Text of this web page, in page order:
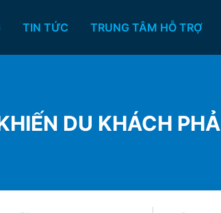
TIN TỨC TRUNG TÂM HỖ TRỢ
DU KHÁCH